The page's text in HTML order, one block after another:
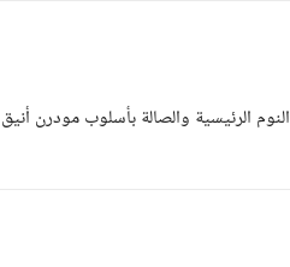
الرئيسية والصالة بأسلوب مودرن